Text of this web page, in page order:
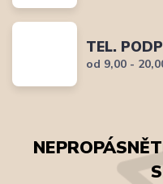
TEL.
od 9,00 -